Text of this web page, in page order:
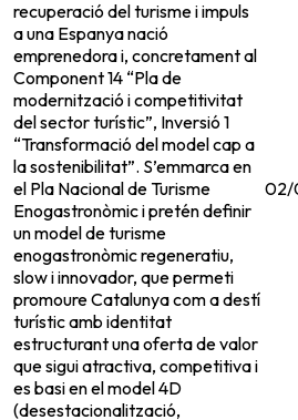
recuperació del turisme i impuls
a una Espanya nació
emprenedora i, concretament al
Component 14 “Pla de
modernització i competitivitat
del sector turístic”, Inversió 1
“Transformació del model cap a
la sostenibilitat”. S’emmarca en
el Pla Nacional de Turisme
Enogastronòmic i pretén definir
un model de turisme
enogastronòmic regeneratiu,
slow i innovador, que permeti
promoure Catalunya com a destí
turístic amb identitat
estructurant una oferta de valor
que sigui atractiva, competitiva i
es basi en el model 4D
(desestacionalització,
02/